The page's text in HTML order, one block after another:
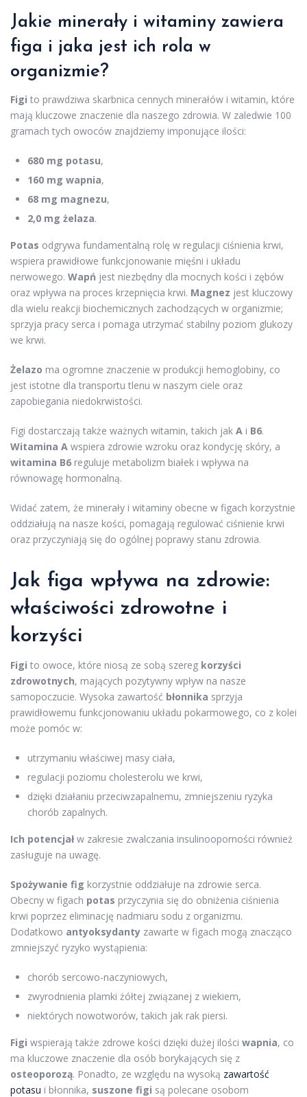
Jakie minerały i witaminy zawiera
figa i jaka jest ich rola w
organizmie?
Figi to prawdziwa skarbnica cennych minerałów i witamin, które
mają kluczowe znaczenie dla naszego zdrowia. W zaledwie 100
gramach tych owoców znajdziemy imponujące ilości:
680 mg potasu,
160 mg wapnia,
68 mg magnezu,
2,0 mg żelaza.
Potas odgrywa fundamentalną rolę w regulacji ciśnienia krwi,
wspiera prawidłowe funkcjonowanie mięśni i układu
nerwowego. Wapń jest niezbędny dla mocnych kości i zębów
oraz wpływa na proces krzepnięcia krwi. Magnez jest kluczowy
dla wielu reakcji biochemicznych zachodzących w organizmie;
sprzyja pracy serca i pomaga utrzymać stabilny poziom glukozy
we krwi.
Żelazo ma ogromne znaczenie w produkcji hemoglobiny, co
jest istotne dla transportu tlenu w naszym ciele oraz
zapobiegania niedokrwistości.
Figi dostarczają także ważnych witamin, takich jak A i B6.
Witamina A wspiera zdrowie wzroku oraz kondycję skóry, a
witamina B6 reguluje metabolizm białek i wpływa na
równowagę hormonalną.
Widać zatem, że minerały i witaminy obecne w figach korzystnie
oddziałują na nasze kości, pomagają regulować ciśnienie krwi
oraz przyczyniają się do ogólnej poprawy stanu zdrowia.
Jak figa wpływa na zdrowie:
właściwości zdrowotne i
korzyści
Figi to owoce, które niosą ze sobą szereg korzyści
zdrowotnych, mających pozytywny wpływ na nasze
samopoczucie. Wysoka zawartość błonnika sprzyja
prawidłowemu funkcjonowaniu układu pokarmowego, co z kolei
może pomóc w:
utrzymaniu właściwej masy ciała,
regulacji poziomu cholesterolu we krwi,
dzięki działaniu przeciwzapalnemu, zmniejszeniu ryzyka
chorób zapalnych.
Ich potencjałw zakresie zwalczania insulinooporności również
zasługuje na uwagę.
Spożywanie fig korzystnie oddziałuje na zdrowie serca.
Obecny w figach potas przyczynia się do obniżenia ciśnienia
krwi poprzez eliminację nadmiaru sodu z organizmu.
Dodatkowo antyoksydanty zawarte w figach mogą znacząco
zmniejszyć ryzyko wystąpienia:
chorób sercowo-naczyniowych,
zwyrodnienia plamki żółtej związanej z wiekiem,
niektórych nowotworów, takich jak rak piersi.
Figi wspierają także zdrowe kości dzięki dużej ilości wapnia, co
ma kluczowe znaczenie dla osób borykających się z
osteoporozą. Ponadto, ze względu na wysoką zawartość
potasu i błonnika, suszone figi są polecane osobom